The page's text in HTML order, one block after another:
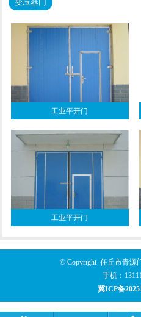
变压器门
工业平开门
工业平开门
© Copyright 任丘市青源
手机：
冀ICP备